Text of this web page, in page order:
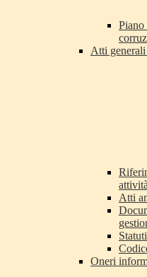
Piano
Atti generali
attività
Atti
Oneri